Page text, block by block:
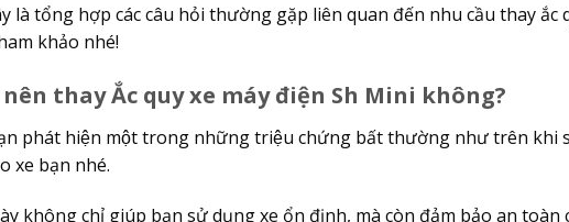
là tổng hợp các câu hỏi thường gặp liên quan đến nhu cầu thay
khảo nhé!
nên thay Ắc quy xe máy điện Sh Mini không?
phát hiện một trong những triệu chứng bất thường như trên khi
xe bạn nhé.
không chỉ giúp bạn sử dụng xe ổn định, mà còn đảm bảo an toàn